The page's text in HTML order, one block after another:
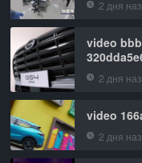
2 дня
video
2 дня
video
2 дня